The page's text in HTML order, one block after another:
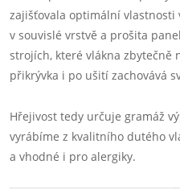
zajišťovala optimální vlastnosti
v souvislé vrstvě a prošita
strojích, které vlákna zbytečně
přikrývka i po ušití zachovává
Hřejivost tedy určuje gramáž
vyrábíme z kvalitního dutého
a vhodné i pro alergiky.